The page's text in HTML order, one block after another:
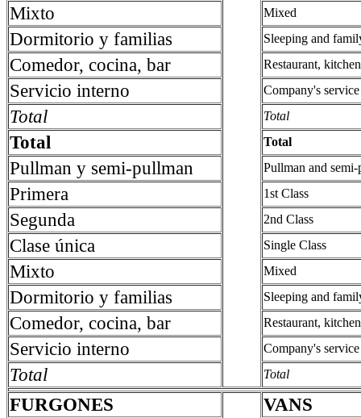
Mixto Mixed
Dormitorio y familias Sleeping and
Comedor, cocina, bar Restaurant,
Servicio interno Company's service
Total Total
Total Total
Pullman y semi-pullman Pullman and
Primera 1st Class
Segunda 2nd Class
Clase única Single Class
Mixto Mixed
Dormitorio y familias Sleeping and
Comedor, cocina, bar Restaurant,
Servicio interno Company's service
Total Total
FURGONES
VANS